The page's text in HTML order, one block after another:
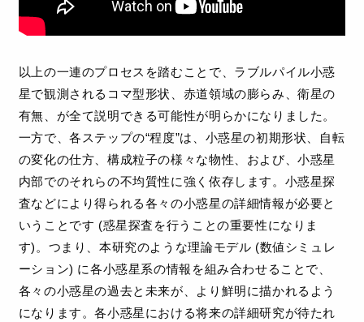
以上の一連のプロセスを踏むことで、ラブルパイル小惑
星で観測されるコマ型形状、赤道領域の膨らみ、衛星の
有無、が全て説明できる可能性が明らかになりました。
一方で、各ステップの“程度”は、小惑星の初期形状、自転
の変化の仕方、構成粒子の様々な物性、および、小惑星
内部でのそれらの不均質性に強く依存します。小惑星探
査などにより得られる各々の小惑星の詳細情報が必要と
いうことです (惑星探査を行うことの重要性になりま
す)。つまり、本研究のような理論モデル (数値シミュレ
ーション) に各小惑星系の情報を組み合わせることで、
各々の小惑星の過去と未来が、より鮮明に描かれるよう
になります。各小惑星における将来の詳細研究が待たれ